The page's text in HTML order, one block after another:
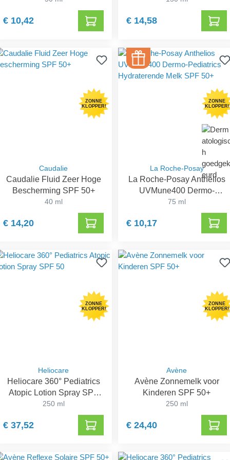
€ 10,42 € 14,58
ZONNE
KLOPPER!
Caudalie
Caudalie Fluid Zeer Hoge
Bescherming SPF 50+
40 ml
€ 14,20
ZONNE
KLOPPER!
La Roche-Posay
La Roche-Posay Anthelios
UVMune400 Dermo-
Pediatrics Hydraterende
Melk SPF 50+
75 ml
€ 10,17
ZONNE
KLOPPER!
Heliocare
Heliocare 360° Pediatrics
Atopic Lotion Spray SPF
50
250 ml
€ 37,52
ZONNE
KLOPPER!
Avène
Avène Zonnemelk voor
Kinderen SPF 50+
250 ml
€ 24,40